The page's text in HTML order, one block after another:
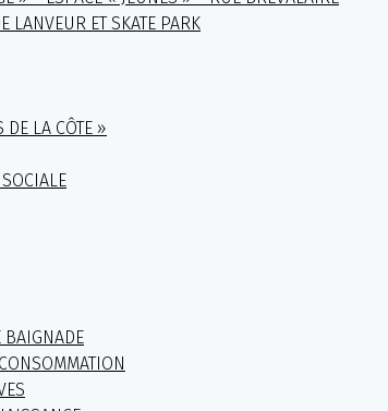
LANVEUR ET SKATE PARK
LA CÔTE »
BAIGNADE